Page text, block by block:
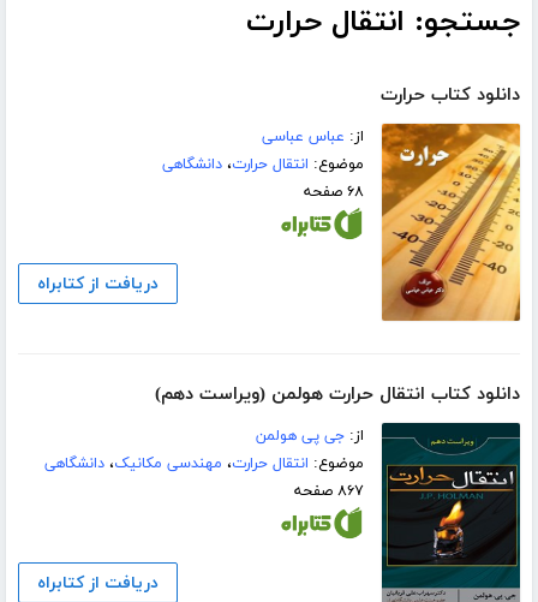
جستجو: انتقال حرارت
دانلود کتاب حرارت
از: عباس عباسی
موضوع: انتقال حرارت،دانشگاهی
۶۸ صفحه
دریافت از کتابراه
دانلود کتاب انتقال حرارت هولمن (ویراست دهم)
از:جی پی هولمن
موضوع: انتقال حرارت، مهندسی مکانیک،دانشگاهی
۸۶۷ صفحه
دریافت از کتابراه